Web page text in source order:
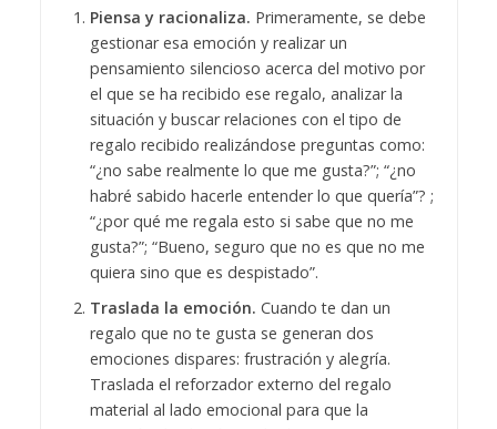
Piensa y racionaliza. Primeramente, se debe
gestionar esa emoción y realizar un
pensamiento silencioso acerca del motivo por
el que se ha recibido ese regalo, analizar la
situación y buscar relaciones con el tipo de
regalo recibido realizándose preguntas como:
“¿no sabe realmente lo que me gusta?”; “¿no
habré sabido hacerle entender lo que quería”? ;
“¿por qué me regala esto si sabe que no me
gusta?”; “Bueno, seguro que no es que no me
quiera sino que es despistado”.
Traslada la emoción. Cuando te dan un
regalo que no te gusta se generan dos
emociones dispares: frustración y alegría.
Traslada el reforzador externo del regalo
material al lado emocional para que la